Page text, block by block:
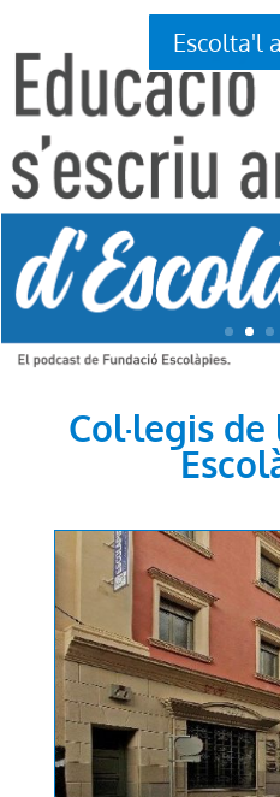
Escolta'l
Col·legis